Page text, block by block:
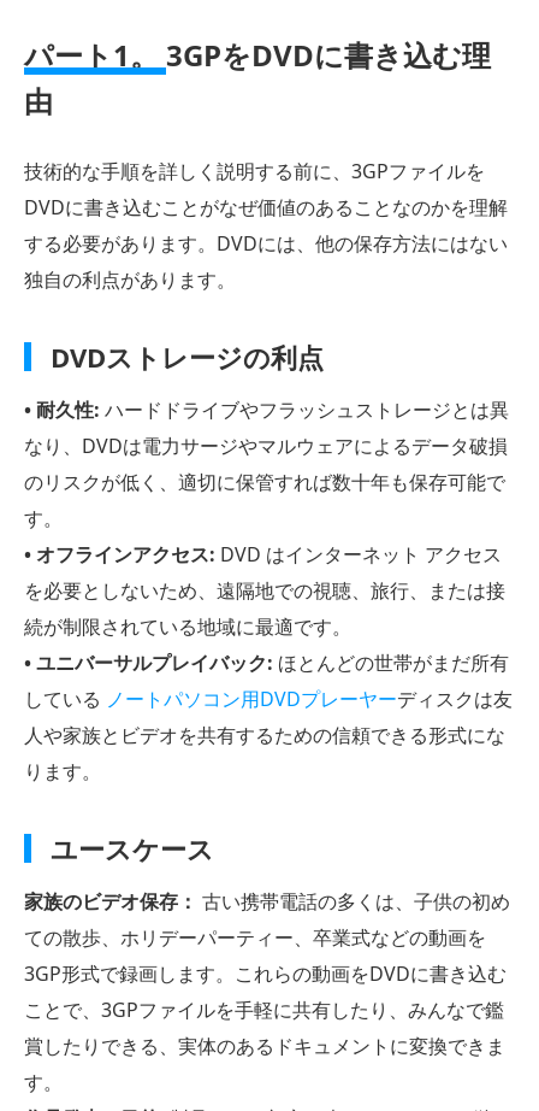
パート1。 3GPをDVDに書き込む理
由
技術的な手順を詳しく説明する前に、3GPファイルを
DVDに書き込むことがなぜ価値のあることなのかを理解
する必要があります。DVDには、他の保存方法にはない
独自の利点があります。
DVDストレージの利点
• 耐久性: ハードドライブやフラッシュストレージとは異
なり、DVDは電力サージやマルウェアによるデータ破損
のリスクが低く、適切に保管すれば数十年も保存可能で
す。
• オフラインアクセス: DVD はインターネット アクセス
を必要としないため、遠隔地での視聴、旅行、または接
続が制限されている地域に最適です。
• ユニバーサルプレイバック: ほとんどの世帯がまだ所有
している ノートパソコン用DVDプレーヤーディスクは友
人や家族とビデオを共有するための信頼できる形式にな
ります。
ユースケース
家族のビデオ保存： 古い携帯電話の多くは、子供の初め
ての散歩、ホリデーパーティー、卒業式などの動画を
3GP形式で録画します。これらの動画をDVDに書き込む
ことで、3GPファイルを手軽に共有したり、みんなで鑑
賞したりできる、実体のあるドキュメントに変換できま
す。